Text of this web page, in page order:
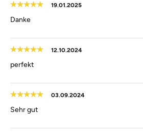
19.01.2025
Danke
12.10.2024
perfekt
03.09.2024
Sehr gut